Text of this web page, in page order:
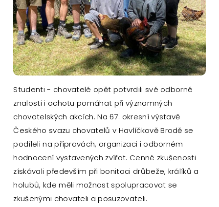
Studenti - chovatelé opět potvrdili své odborné
znalosti i ochotu pomáhat při významných
chovatelských akcích. Na 67. okresní výstavě
Českého svazu chovatelů v Havlíčkově Brodě se
podíleli na přípravách, organizaci i odborném
hodnocení vystavených zvířat. Cenné zkušenosti
získávali především při bonitaci drůbeže, králíků a
holubů, kde měli možnost spolupracovat se
zkušenými chovateli a posuzovateli.